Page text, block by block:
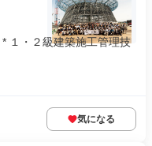
１・２級建築施工管理技
気になる